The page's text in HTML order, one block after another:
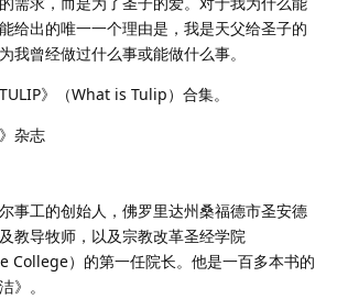
给出的唯一一个理由是，我是天父给圣子的
我曾经做过什么事或能做什么事。
》（What is Tulip）合集。
杂志
事工的创始人，佛罗里达州桑福德市圣安德
教导牧师，以及宗教改革圣经学院
College）的第一任院长。他是一百多本书的
》。